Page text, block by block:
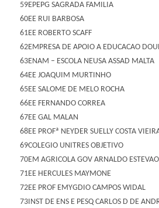
59EPEPG SAGRADA FAMILIA
60EE RUI BARBOSA
61EE ROBERTO SCAFF
62EMPRESA DE APOIO A EDUCACAO
63ENAM – ESCOLA NEUSA ASSAD MALTA
64EE JOAQUIM MURTINHO
65EE SALOME DE MELO ROCHA
66EE FERNANDO CORREA
67EE GAL MALAN
68EE PROFª NEYDER SUELLY COSTA
69COLEGIO UNITRES OBJETIVO
70EM AGRICOLA GOV ARNALDO
71EE HERCULES MAYMONE
72EE PROF EMYGDIO CAMPOS WIDAL
73INST DE ENS E PESQ CARLOS D DE